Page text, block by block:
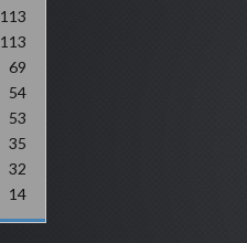
113
113
69
54
53
35
32
14